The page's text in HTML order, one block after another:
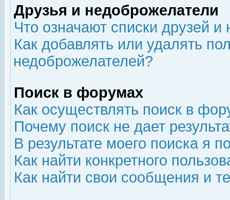
Друзья и недоброжелатели
Что означают списки друзей
Как добавлять или удалять
недоброжелателей?
Поиск в форумах
Как осуществлять поиск в
Почему поиск не дает
В результате моего поиска я
Как найти конкретного
Как найти свои сообщения и